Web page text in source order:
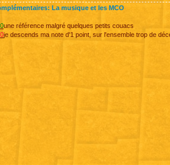
La musique et les MCO
une référence malgré quelques petits couacs
je descends ma note d'1 point, sur l'ensemble trop de